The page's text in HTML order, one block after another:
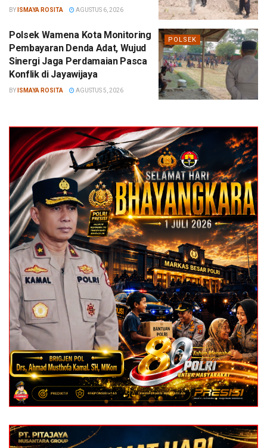
BY ISMAYA ROSITA AGUSTUS 6, 2026
POLSEK
Polsek Wamena Kota Monitoring
Pembayaran Denda Adat, Wujud
Sinergi Jaga Perdamaian Pasca
Konflik di Jayawijaya
BY ISMAYA ROSITA AGUSTUS 5, 2026